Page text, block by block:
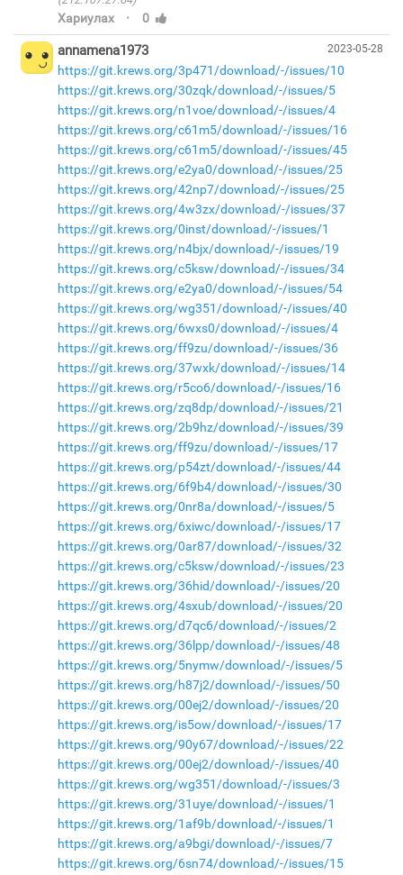
Хариулах · 0
2023-05-28
annamena1973
https://git.krews.org/3p471/download/-/issues/10
https://git.krews.org/30zqk/download/-/issues/5
https://git.krews.org/n1voe/download/-/issues/4
https://git.krews.org/c61m5/download/-/issues/16
https://git.krews.org/c61m5/download/-/issues/45
https://git.krews.org/e2ya0/download/-/issues/25
https://git.krews.org/42np7/download/-/issues/25
https://git.krews.org/4w3zx/download/-/issues/37
https://git.krews.org/0inst/download/-/issues/1
https://git.krews.org/n4bjx/download/-/issues/19
https://git.krews.org/c5ksw/download/-/issues/34
https://git.krews.org/e2ya0/download/-/issues/54
https://git.krews.org/wg351/download/-/issues/40
https://git.krews.org/6wxs0/download/-/issues/4
https://git.krews.org/ff9zu/download/-/issues/36
https://git.krews.org/37wxk/download/-/issues/14
https://git.krews.org/r5co6/download/-/issues/16
https://git.krews.org/zq8dp/download/-/issues/21
https://git.krews.org/2b9hz/download/-/issues/39
https://git.krews.org/ff9zu/download/-/issues/17
https://git.krews.org/p54zt/download/-/issues/44
https://git.krews.org/6f9b4/download/-/issues/30
https://git.krews.org/0nr8a/download/-/issues/5
https://git.krews.org/6xiwc/download/-/issues/17
https://git.krews.org/0ar87/download/-/issues/32
https://git.krews.org/c5ksw/download/-/issues/23
https://git.krews.org/36hid/download/-/issues/20
https://git.krews.org/4sxub/download/-/issues/20
https://git.krews.org/d7qc6/download/-/issues/2
https://git.krews.org/36lpp/download/-/issues/48
https://git.krews.org/5nymw/download/-/issues/5
https://git.krews.org/h87j2/download/-/issues/50
https://git.krews.org/00ej2/download/-/issues/20
https://git.krews.org/is5ow/download/-/issues/17
https://git.krews.org/90y67/download/-/issues/22
https://git.krews.org/00ej2/download/-/issues/40
https://git.krews.org/wg351/download/-/issues/3
https://git.krews.org/31uye/download/-/issues/1
https://git.krews.org/1af9b/download/-/issues/1
https://git.krews.org/a9bgi/download/-/issues/7
https://git.krews.org/6sn74/download/-/issues/15